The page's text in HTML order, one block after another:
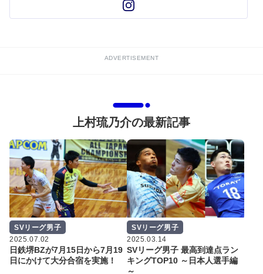
ADVERTISEMENT
上村琉乃介の最新記事
SVリーグ男子
2025.07.02
日鉄堺BZが7月15日から7月19
日にかけて大分合宿を実施！
SVリーグ男子
2025.03.14
SVリーグ男子 最高到達点ラン
キングTOP10 ～日本人選手編
～